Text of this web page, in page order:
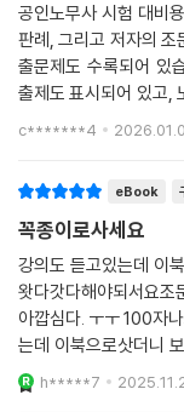
공인노무사 시험 대비
판례, 그리고 저자의 조
출문제도 수록되어 있
출제도 표시되어 있고,
어떻게 공부하라는 저
c*******4
eBook
꼭종이로사세요
강의도 듣고있는데 이
왓다갓다해야되서요조
아깝심다. ㅜㅜ 100자
는데 이북으로삿더니
되서요조문집도 따로
ㅜ 100자나쓰라니 이게
h*****7